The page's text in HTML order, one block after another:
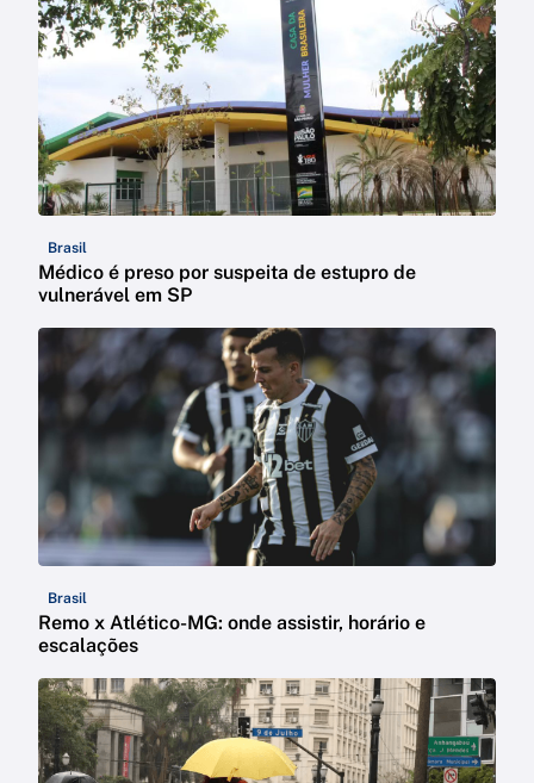
Brasil
Médico é preso por suspeita de estupro de
vulnerável em SP
Brasil
Remo x Atlético-MG: onde assistir, horário e
escalações